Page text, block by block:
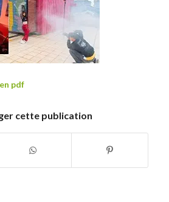
pdf
cette publication